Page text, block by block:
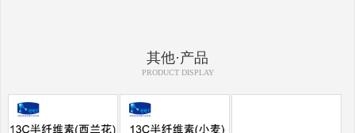
其他·产品
PRODUCT DISPLAY